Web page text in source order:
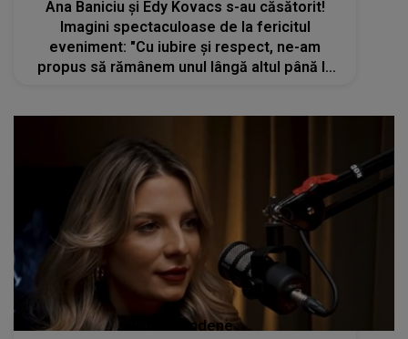
Ana Baniciu și Edy Kovacs s-au căsătorit!
Imagini spectaculoase de la fericitul
eveniment: "Cu iubire și respect, ne-am
propus să rămânem unul lângă altul până la
Stiri mondene